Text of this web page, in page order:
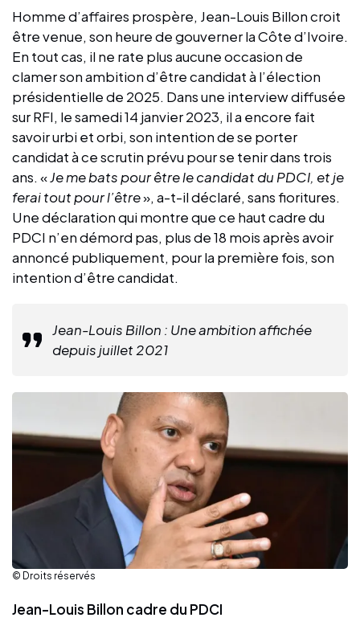
Homme d’affaires prospère, Jean-Louis Billon croit
être venue, son heure de gouverner la Côte d’Ivoire.
En tout cas, il ne rate plus aucune occasion de
clamer son ambition d’être candidat à l’élection
présidentielle de 2025. Dans une interview diffusée
sur RFI, le samedi 14 janvier 2023, il a encore fait
savoir urbi et orbi, son intention de se porter
candidat à ce scrutin prévu pour se tenir dans trois
ans. «Je me bats pour être le candidat du PDCI, et je
ferai tout pour l’être», a-t-il déclaré, sans fioritures.
Une déclaration qui montre que ce haut cadre du
PDCI n’en démord pas, plus de 18 mois après avoir
annoncé publiquement, pour la première fois, son
intention d’être candidat.
Jean-Louis Billon : Une ambition affichée
depuis juillet 2021
© Droits réservés
Jean-Louis Billon cadre du PDCI